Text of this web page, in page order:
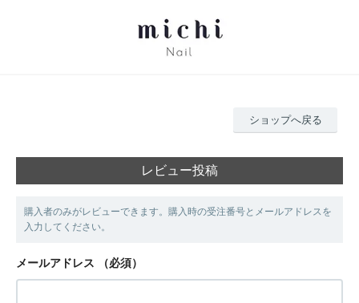
ショップへ戻る
レビュー投稿
購入者のみがレビューできます。購入時の受注番号とメールアドレスを
入力してください。
メールアドレス （必須）